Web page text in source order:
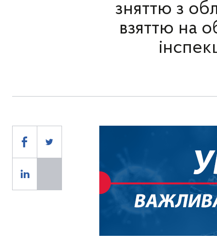
зняттю з
взяттю на